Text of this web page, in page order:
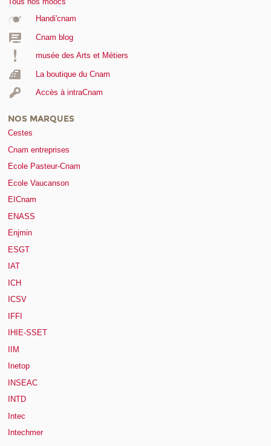
Handi'cnam
Cnam blog
musée des Arts et Métiers
La boutique du Cnam
Accès à intraCnam
NOS MARQUES
Cestes
Cnam entreprises
Ecole Pasteur-Cnam
Ecole Vaucanson
EICnam
ENASS
Enjmin
ESGT
IAT
ICH
ICSV
IFFI
IHIE-SSET
IIM
Inetop
INSEAC
INTD
Intec
Intechmer